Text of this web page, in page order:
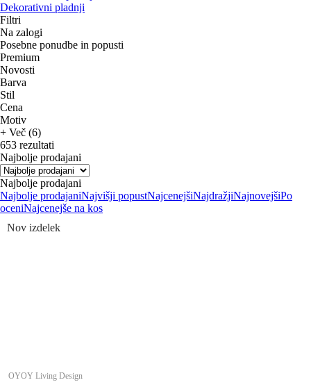
Dekorativni pladnji
Filtri
Na zalogi
Posebne ponudbe in popusti
Premium
Novosti
Barva
Stil
Cena
Motiv
+ Več (6)
653 rezultati
Najbolje prodajani
Najbolje prodajani
Najbolje prodajaniNajvišji popustNajcenejšiNajdražjiNajnovejšiPo
oceniNajcenejše na kos
Nov izdelek
OYOY Living Design